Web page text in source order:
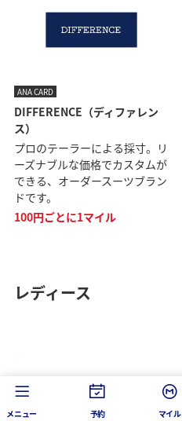
ANA CARD
DIFFERENCE（ディファレン
ス）
プロのテーラーによる採寸。リ
ーズナブルな価格でカスタムが
できる、オーダースーツブラン
ドです。
100円ごとに1マイル
レディース
メニュー 予約 マイル